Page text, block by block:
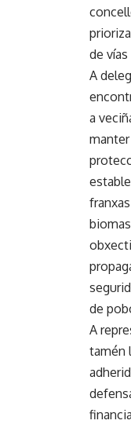
de
A
a
de
A
tamén